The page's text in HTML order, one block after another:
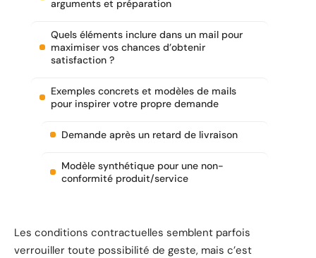
arguments et préparation
Quels éléments inclure dans un mail pour
maximiser vos chances d’obtenir
satisfaction ?
Exemples concrets et modèles de mails
pour inspirer votre propre demande
Demande après un retard de livraison
Modèle synthétique pour une non-
conformité produit/service
Les conditions contractuelles semblent parfois
verrouiller toute possibilité de geste, mais c’est